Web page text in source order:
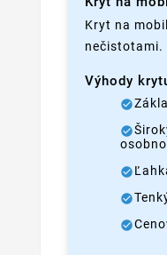
Kryt na
nečistotami.
Výhody